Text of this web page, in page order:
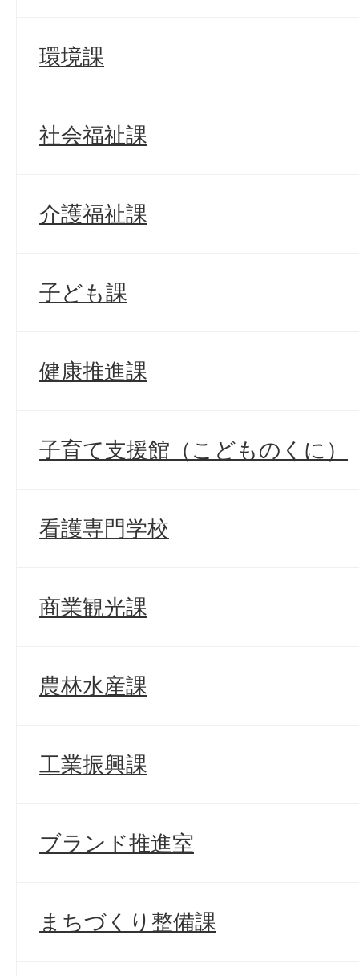
環境課
社会福祉課
介護福祉課
子ども課
健康推進課
子育て支援館（こどものくに）
看護専門学校
商業観光課
農林水産課
工業振興課
ブランド推進室
まちづくり整備課